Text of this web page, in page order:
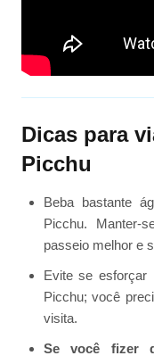
Dicas para
Picchu
Beba bastante
Picchu. Manter-
passeio melhor e
Evite se
Picchu; você
visita.
Se você fizer